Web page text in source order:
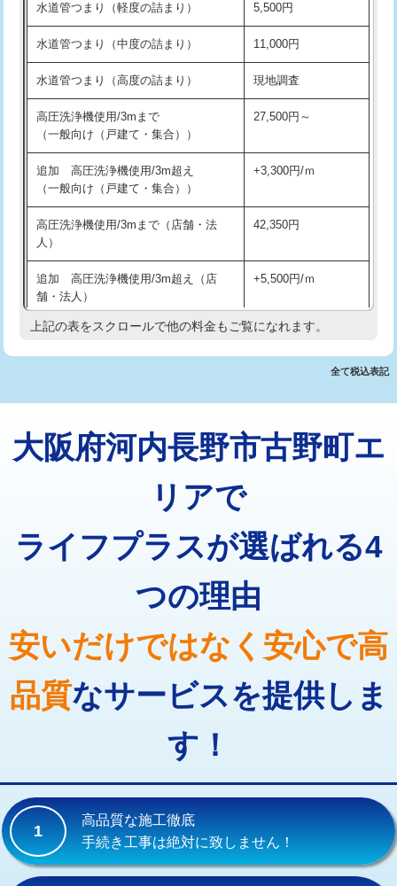
洗面台設置 38,500円
化粧台設置 22,000円
追加人工 16,500円
廃棄・処分 現場見積
※給水管工事は20mmまでの価格です。
交換・取付(排水栓・排水トラップ
22,000円+材料費
持込商品取付（混合水栓）
持込商品取付（浄水器・分岐水栓） 16,500円
業）
排水管工事（追加 排水管工事/3ｍ超
え）
マス交換（土の掘削・埋め戻し作業） 11,000円~
マス交換（深さ50㎝以上） 66,000円
コンクリート斫り（厚さ10㎝超え）
モルタル補修（厚さ10㎝まで） 27,500円
16,500円
廃棄・処分 現場見積
水道管つまり（軽度の詰まり） 5,500円
水道管つまり（中度の詰まり） 11,000円
水道管つまり（高度の詰まり） 現地調査
高圧洗浄機使用/3mまで
（一般向け（戸建て・集合））
27,500円～
追加 高圧洗浄機使用/3m超え
（一般向け（戸建て・集合））
+3,300円/ｍ
高圧洗浄機使用/3mまで（店舗・法
人）
42,350円
追加 高圧洗浄機使用/3m超え（店
舗・法人）
+5,500円/ｍ
高度高圧洗浄換 現地調査
トーラー機使用/3mまで 33,000円
追加トーラー機使用/3m超え +3,300円
止水・漏水調査・防水処理・清掃・修
11,000円
止水・漏水調査・防水処理・清掃・修
22,000円
止水・漏水調査・防水処理・清掃・修
理・調整・分解・加工など（重作業）
33,000円
その他部品の脱着 8,800円～
交換・取付(単水栓（壁付・デッキ
式）)
13,200円+材料費
交換・取付(混合水栓（壁付・デッキ
式・ワンホール）)
16,500円+材料費
上記の表をスクロールで他の料金もご覧になれます。
全て税込表記
大阪府河内長野市古野町エ
リアで
ライフプラスが選ばれる4
つの理由
安いだけではなく安心で高
品質なサービスを提供しま
す！
1
高品質な施工徹底
手続き工事は絶対に致しません！